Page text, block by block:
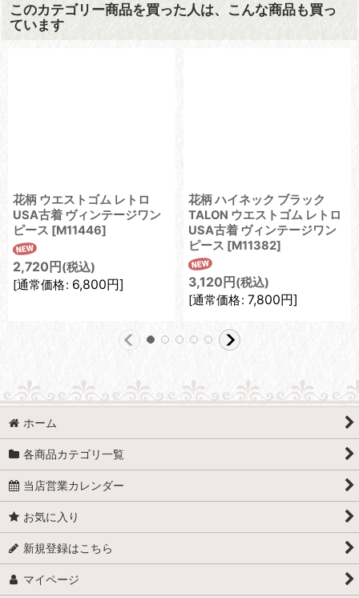
このカテゴリー商品を買った人は、こんな商品も買っ
ています
花柄 ウエストゴム レトロ
USA古着 ヴィンテージワン
ピース [M11446]
2,720 円 (税込)
[通常価格: 6,800円]
花柄 ハイネック ブラック
TALON ウエストゴム レトロ
USA古着 ヴィンテージワン
ピース [M11382]
3,120 円 (税込)
[通常価格: 7,800円]
ホーム
各商品カテゴリ一覧
当店営業カレンダー
お気に入り
新規登録はこちら
マイページ